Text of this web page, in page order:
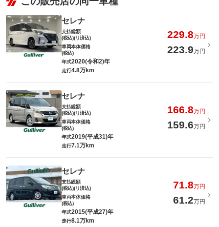
セレナ
支払総額
(税込)(リ済込)
229.8万円
車両本体価格
(税込)
223.9万円
年式2020(令和2)年
走行4.8万km
セレナ
支払総額
(税込)(リ済込)
166.8万円
車両本体価格
(税込)
159.6万円
年式2019(平成31)年
走行7.1万km
セレナ
支払総額
(税込)(リ済込)
71.8万円
車両本体価格
(税込)
61.2万円
年式2015(平成27)年
走行8.1万km